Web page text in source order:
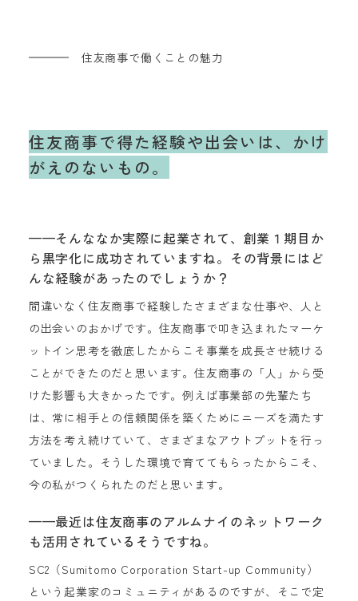
住友商事で働くことの魅力
住友商事で得た経験や出会いは、 かけ
がえのないもの。
——そんななか実際に起業されて、創業１期目か
ら黒字化に成功されていますね。その背景にはど
んな経験があったのでしょうか？
間違いなく住友商事で経験したさまざまな仕事や、人と
の出会いのおかげです。住友商事で叩き込まれたマーケ
ットイン思考を徹底したからこそ事業を成長させ続ける
ことができたのだと思います。住友商事の「人」から受
けた影響も大きかったです。例えば事業部の先輩たち
は、常に相手との信頼関係を築くためにニーズを満たす
方法を考え続けていて、さまざまなアウトプットを行っ
ていました。そうした環境で育ててもらったからこそ、
今の私がつくられたのだと思います。
——最近は住友商事のアルムナイのネットワーク
も活用されているそうですね。
SC2（Sumitomo Corporation Start-up Community）
という起業家のコミュニティがあるのですが、そこで定